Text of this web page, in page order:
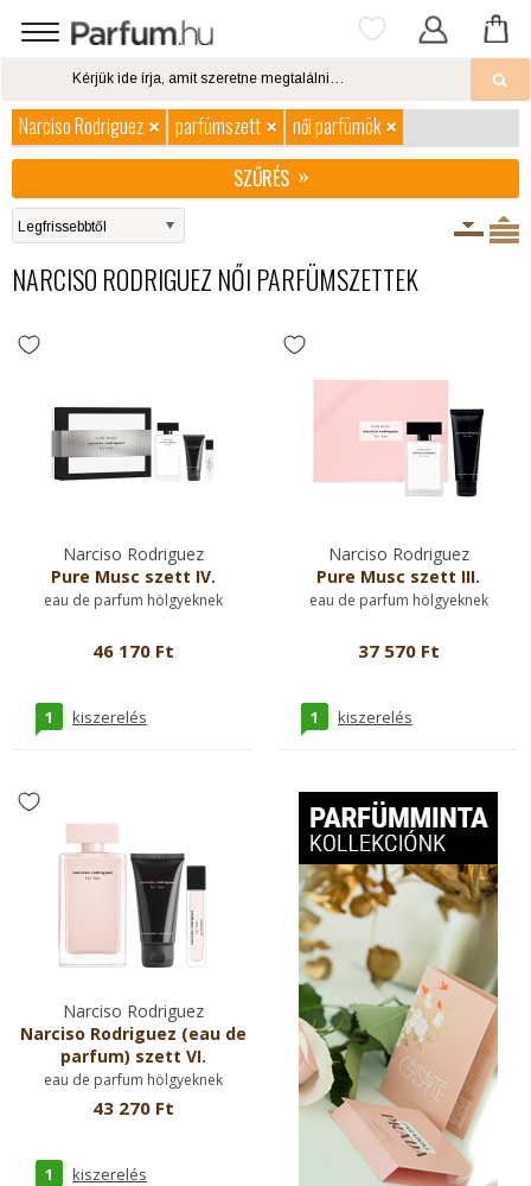
Narciso Rodriguez parfümszett
női parfümök
SZŰRÉS
NARCISO RODRIGUEZ NŐI PARFÜMSZETTEK
Narciso Rodriguez
Pure Musc szett IV.
eau de parfum hölgyeknek
46 170 Ft
1 kiszerelés
Narciso Rodriguez
Pure Musc szett III.
eau de parfum hölgyeknek
37 570 Ft
1 kiszerelés
Narciso Rodriguez
Narciso Rodriguez (eau de
parfum) szett VI.
eau de parfum hölgyeknek
43 270 Ft
1 kiszerelés